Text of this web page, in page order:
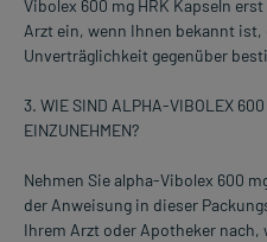
Vibolex 600 mg HRK Kapseln
Arzt ein, wenn Ihnen bekannt
Unverträglichkeit gegenüber
3. WIE SIND ALPHA-VIBOLEX
EINZUNEHMEN?
Nehmen Sie alpha-Vibolex 600
der Anweisung in dieser
Ihrem Arzt oder Apotheker